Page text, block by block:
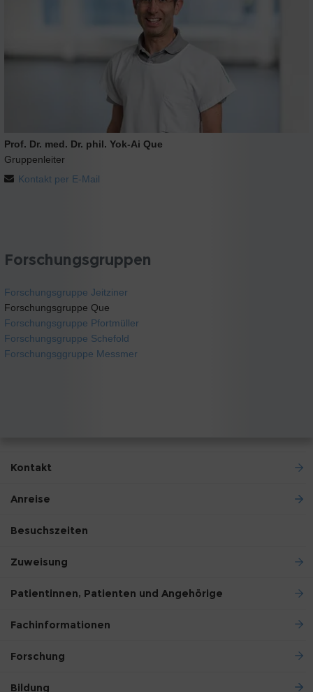
Prof. Dr. med. Dr. phil. Yok-Ai Que
Gruppenleiter
Kontakt per E-Mail
Forschungsgruppen
Forschungsgruppe Jeitziner
Forschungsgruppe Que
Forschungsgruppe Pfortmüller
Forschungsgruppe Schefold
Forschungsggruppe Messmer
Kontakt
Anreise
Besuchszeiten
Zuweisung
Patientinnen, Patienten und Angehörige
Fachinformationen
Forschung
Bildung